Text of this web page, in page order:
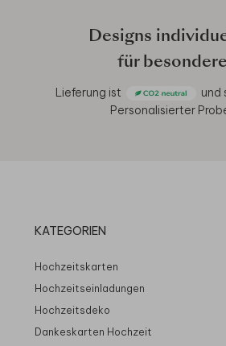
Designs
für
Lieferung ist und
Personalisierter
KATEGORIEN
Hochzeitskarten
Hochzeitseinladungen
Hochzeitsdeko
Dankeskarten Hochzeit